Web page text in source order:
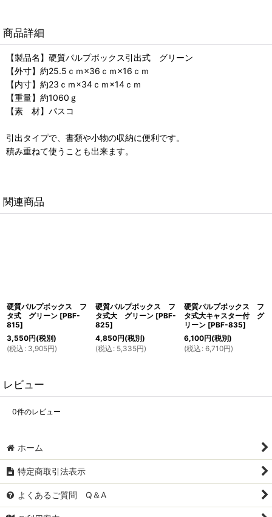
商品詳細
【製品名】硬質パルプボックス引出式 グリーン
【外寸】約25.5ｃｍ×36ｃｍ×16ｃｍ
【内寸】約23ｃｍ×34ｃｍ×14ｃｍ
【重量】約1060ｇ
【素 材】パスコ
引出タイプで、書類や小物の収納に便利です。
積み重ねて使うことも出来ます。
関連商品
硬質パルプボックス フ
タ式 グリーン [PBF-
815]
3,550円(税別)
(税込 : 3,905円)
硬質パルプボックス フ
タ式大 グリーン [PBF-
825]
4,850円(税別)
(税込 : 5,335円)
硬質パルプボックス フ
タ式大キャスター付 グ
リーン [PBF-835]
6,100円(税別)
(税込 : 6,710円)
レビュー
0件のレビュー
ホーム
特定商取引法表示
よくあるご質問 Q＆A